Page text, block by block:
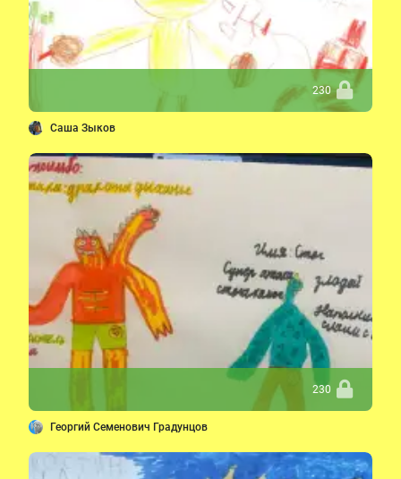
230
Саша Зыков
230
Георгий Семенович Градунцов